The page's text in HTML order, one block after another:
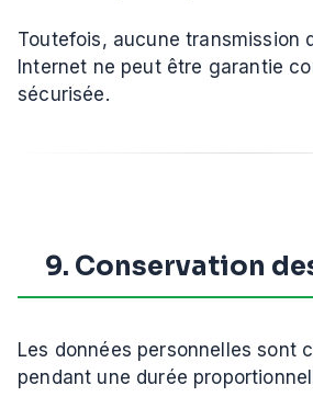
Toutefois, aucune transmission
Internet ne peut être garantie
sécurisée.
9. Conservation
Les données personnelles sont
pendant une durée